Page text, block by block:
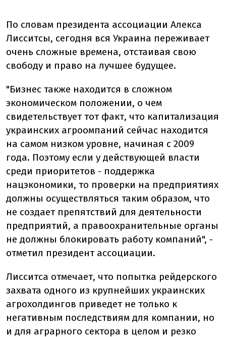
По словам президента ассоциации Алекса
Лисситсы, сегодня вся Украина переживает
очень сложные времена, отстаивая свою
свободу и право на лучшее будущее.
"Бизнес также находится в сложном
экономическом положении, о чем
свидетельствует тот факт, что капитализация
украинских агроомпаний сейчас находится
на самом низком уровне, начиная с 2009
года. Поэтому если у действующей власти
среди приоритетов - поддержка
нацэкономики, то проверки на предприятиях
должны осуществляться таким образом, что
не создает препятствий для деятельности
предприятий, а правоохранительные органы
не должны блокировать работу компаний", -
отметил президент ассоциации.
Лисситса отмечает, что попытка рейдерского
захвата одного из крупнейших украинских
агрохолдингов приведет не только к
негативным последствиям для компании, но
и для аграрного сектора в целом и резко